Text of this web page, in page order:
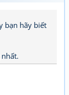
bạn hãy biết